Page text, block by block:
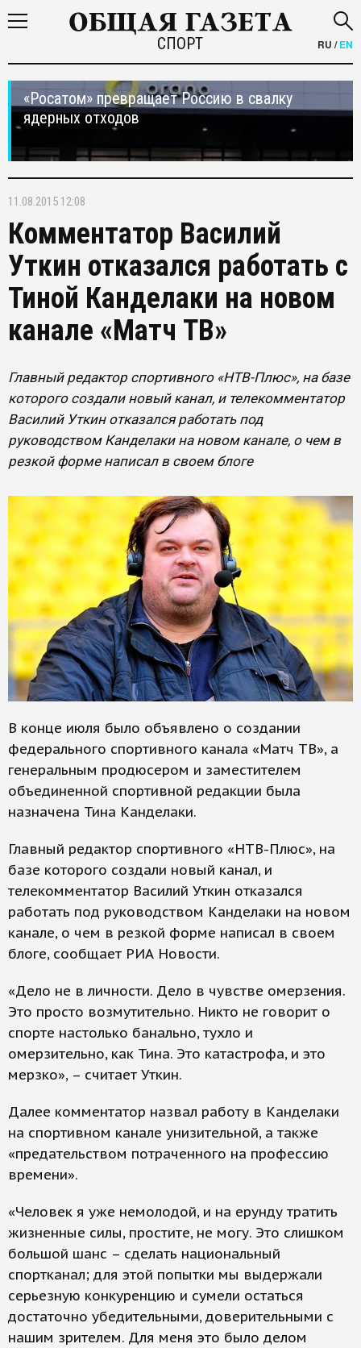
СПОРТ RU /EN
«Росатом» превращает Россию в свалку
ядерных отходов
11.08.2015 12:08
Комментатор Василий
Уткин отказался работать с
Тиной Канделаки на новом
канале «Матч ТВ»
Главный редактор спортивного «НТВ-Плюс», на базе
которого создали новый канал, и телекомментатор
Василий Уткин отказался работать под
руководством Канделаки на новом канале, о чем в
резкой форме написал в своем блоге
В конце июля было объявлено о создании
федерального спортивного канала «Матч ТВ», а
генеральным продюсером и заместителем
объединенной спортивной редакции была
назначена Тина Канделаки.
Главный редактор спортивного «НТВ-Плюс», на
базе которого создали новый канал, и
телекомментатор Василий Уткин отказался
работать под руководством Канделаки на новом
канале, о чем в резкой форме написал в своем
блоге, сообщает РИА Новости.
«Дело не в личности. Дело в чувстве омерзения.
Это просто возмутительно. Никто не говорит о
спорте настолько банально, тухло и
омерзительно, как Тина. Это катастрофа, и это
мерзко», – считает Уткин.
Далее комментатор назвал работу в Канделаки
на спортивном канале унизительной, а также
«предательством потраченного на профессию
времени».
«Человек я уже немолодой, и на ерунду тратить
жизненные силы, простите, не могу. Это слишком
большой шанс – сделать национальный
спортканал; для этой попытки мы выдержали
серьезную конкуренцию и сумели остаться
достаточно убедительными, доверительными с
нашим зрителем. Для меня это было делом